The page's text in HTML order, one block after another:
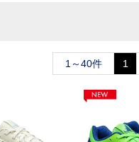
1～40件 1